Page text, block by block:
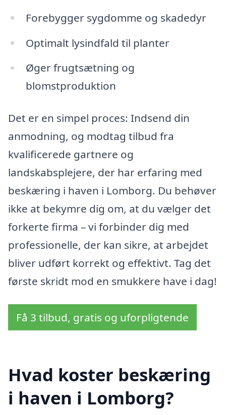
Forebygger sygdomme og skadedyr
Optimalt lysindfald til planter
Øger frugtsætning og
blomstproduktion
Det er en simpel proces: Indsend din
anmodning, og modtag tilbud fra
kvalificerede gartnere og
landskabsplejere, der har erfaring med
beskæring i haven i Lomborg. Du behøver
ikke at bekymre dig om, at du vælger det
forkerte firma – vi forbinder dig med
professionelle, der kan sikre, at arbejdet
bliver udført korrekt og effektivt. Tag det
første skridt mod en smukkere have i dag!
Få 3 tilbud, gratis og uforpligtende
Hvad koster beskæring
i haven i Lomborg?